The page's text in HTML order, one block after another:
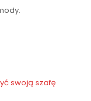
swoją szafę